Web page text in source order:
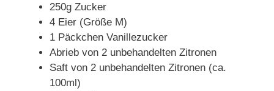
250g Zucker
4 Eier (Größe M)
1 Päckchen Vanillezucker
Abrieb von 2 unbehandelten Zitronen
Saft von 2 unbehandelten Zitronen (ca.
100ml)